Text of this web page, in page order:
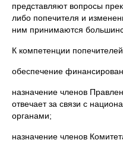
представляют вопросы
либо попечителя и
ним принимаются
К компетенции
обеспечение
назначение членов
отвечает за связи с
органами;
назначение членов